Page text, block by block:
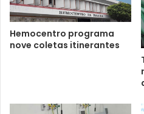
Hemocentro programa
nove coletas itinerantes